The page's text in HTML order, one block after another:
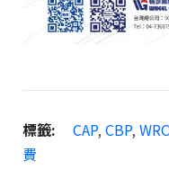
標籤: CAP, CBP,
費